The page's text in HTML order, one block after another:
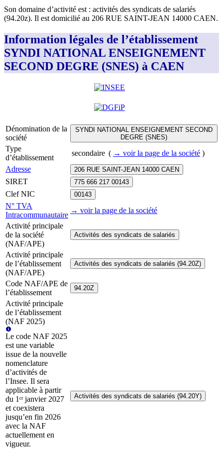
Son domaine d’activité est : activités des syndicats de salariés
(94.20z). Il est domicilié au 206 RUE SAINT-JEAN 14000 CAEN.
Information légales de l’établissement
SYNDI NATIONAL ENSEIGNEMENT
SECOND DEGRE (SNES) à CAEN
Dénomination de la
société
SYNDI NATIONAL ENSEIGNEMENT SECOND
DEGRE (SNES)
Type
d’établissement
secondaire ( → voir la page de la société )
Adresse
206 RUE SAINT-JEAN 14000 CAEN
SIRET 775 666 217 00143
Clef NIC 00143
N° TVA
Intracommunautaire
→ voir la page de la société
Activité principale
de la société
(NAF/APE)
Activités des syndicats de salariés
Activité principale
de l’établissement
(NAF/APE)
Activités des syndicats de salariés (94.20Z)
Code NAF/APE de
l’établissement
94.20Z
Activité principale
de l’établissement
(NAF 2025)
Le code NAF 2025
est une variable
issue de la nouvelle
nomenclature
d’activités de
l’Insee. Il sera
applicable à partir
du 1ᵉʳ janvier 2027
et coexistera
jusqu’en fin 2026
avec la NAF
actuellement en
vigueur.
Activités des syndicats de salariés (94.20Y)